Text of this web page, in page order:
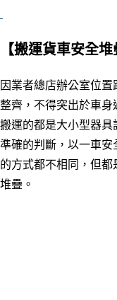
【搬運貨車安全堆
因業者總店辦公室位
整齊，不得突出於車身
搬運的都是大小型器
準確的判斷，以一車安
的方式都不相同，但
堆疊。